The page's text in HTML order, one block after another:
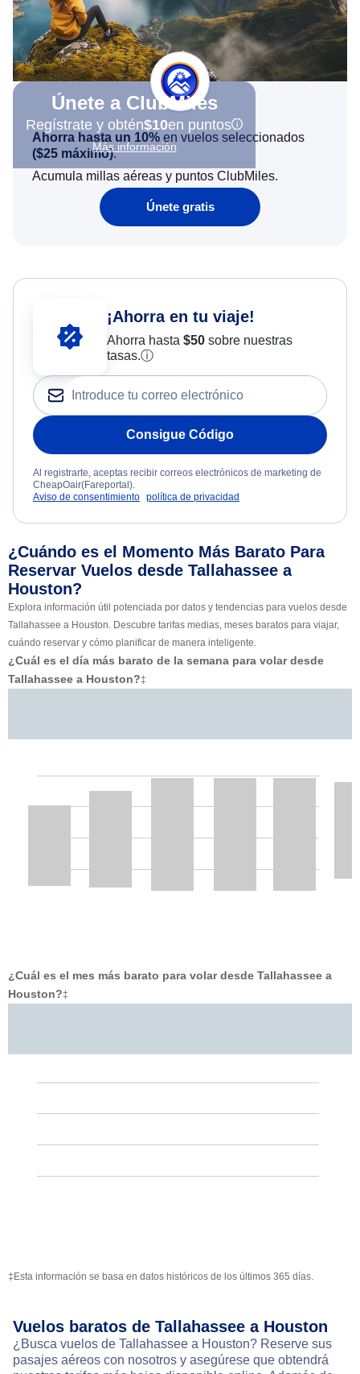
Únete a ClubMiles
Regístrate y obtén$10en puntos
Más información
Ahorra hasta un 10% en vuelos seleccionados
($25 máximo).
Acumula millas aéreas y puntos ClubMiles.
Únete gratis
¡Ahorra en tu viaje!
Ahorra hasta $50sobre nuestras
tasas.ⓘ
Consigue Código
Al registrarte, aceptas recibir correos electrónicos de marketing de
CheapOair(Fareportal).
Aviso de consentimiento política de privacidad
¿Cuándo es el Momento Más Barato Para
Reservar Vuelos desde Tallahassee a
Houston?
Explora información útil potenciada por datos y tendencias para vuelos desde
Tallahassee a Houston. Descubre tarifas medias, meses baratos para viajar,
cuándo reservar y cómo planificar de manera inteligente.
¿Cuál es el día más barato de la semana para volar desde
Tallahassee a Houston?‡
¿Cuál es el mes más barato para volar desde Tallahassee a
Houston?‡
‡Esta información se basa en datos históricos de los últimos 365 días.
Vuelos baratos de Tallahassee a Houston
¿Busca vuelos de Tallahassee a Houston? Reserve sus
pasajes aéreos con nosotros y asegúrese que obtendrá